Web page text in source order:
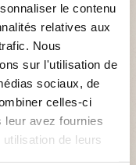
le contenu
relatives aux
Nous
sur l'utilisation de
sociaux, de
celles-ci
leur avez fournies
de leurs
aux temps d'attente
et des restaurants,
pour assister à vos
et prenez